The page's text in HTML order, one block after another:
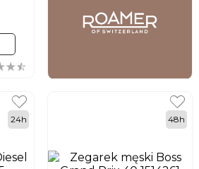
24h
48h